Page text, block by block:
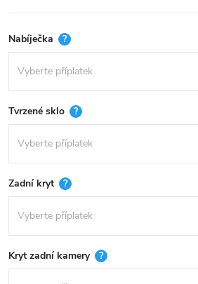
Nabíječka ?
Tvrzené sklo ?
Zadní kryt ?
Kryt zadní kamery ?